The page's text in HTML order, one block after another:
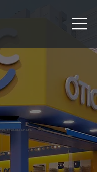
PARA A DATA